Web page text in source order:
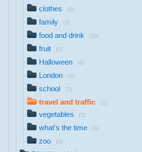
clothes (6)
family (3)
food and drink (10)
fruit (5)
Halloween (6)
London (5)
school (7)
travel and traffic (11)
vegetables (5)
what's the time (6)
zoo (5)